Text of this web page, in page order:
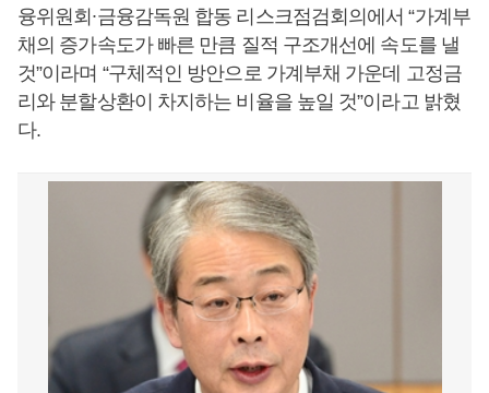
융위원회∙금융감독원 합동 리스크점검회의에서 “가계부
채의 증가속도가 빠른 만큼 질적 구조개선에 속도를 낼
것”이라며 “구체적인 방안으로 가계부채 가운데 고정금
리와 분할상환이 차지하는 비율을 높일 것”이라고 밝혔
다.